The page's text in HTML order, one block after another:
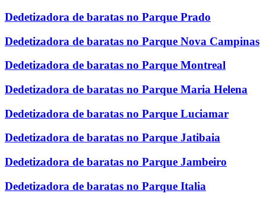
Dedetizadora de baratas no Parque Prado
Dedetizadora de baratas no Parque Nova Campinas
Dedetizadora de baratas no Parque Montreal
Dedetizadora de baratas no Parque Maria Helena
Dedetizadora de baratas no Parque Luciamar
Dedetizadora de baratas no Parque Jatibaia
Dedetizadora de baratas no Parque Jambeiro
Dedetizadora de baratas no Parque Italia